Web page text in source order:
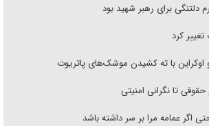
برای رهبر شهید بود
تغییر کرد
اوکراین با ته کشیدن موشک‌های پاتریوت
حقوقی تا نگرانی امنیتی
اگر عمامه مرا بر سر داشته باشد